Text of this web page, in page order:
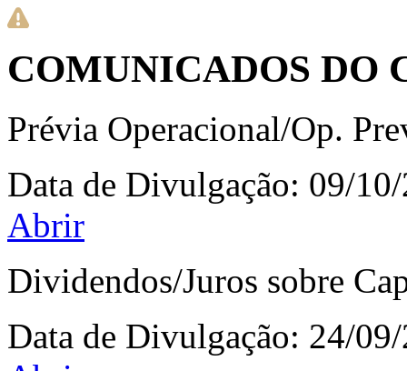
COMUNICADOS DO
Prévia Operacional/Op.
Data de Divulgação: 09/
Abrir
Dividendos/Juros sobre
Data de Divulgação: 24/